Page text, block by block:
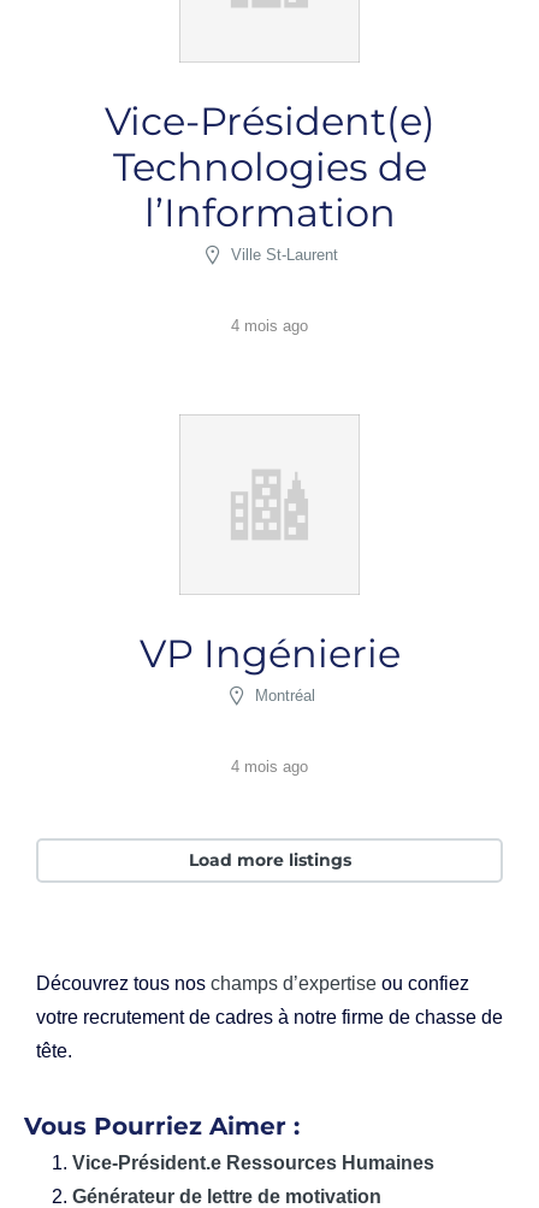
Vice-Président(e)
Technologies de
l’Information
Ville St-Laurent
4 mois ago
VP Ingénierie
Montréal
4 mois ago
Load more listings
Découvrez tous nos champs d’expertise ou confiez
votre recrutement de cadres à notre firme de chasse de
tête.
Vous Pourriez Aimer :
Vice-Président.e Ressources Humaines
Générateur de lettre de motivation